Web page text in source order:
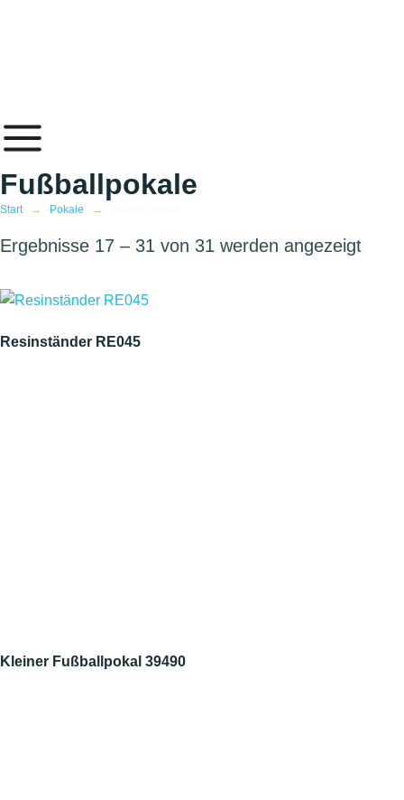
Fußballpokale
Start → Pokale →
Ergebnisse 17 – 31 von 31 werden angezeigt
Resinständer RE045
Kleiner Fußballpokal 39490